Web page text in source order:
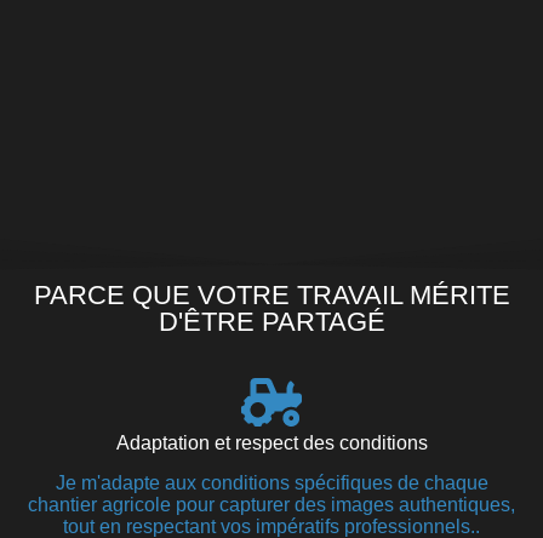
PARCE QUE VOTRE TRAVAIL MÉRITE
D'ÊTRE PARTAGÉ
Adaptation et respect des conditions
Je m'adapte aux conditions spécifiques de chaque
chantier agricole pour capturer des images authentiques,
tout en respectant vos impératifs professionnels..